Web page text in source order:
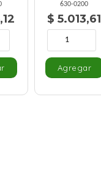
630-0200
$ 5.013,61